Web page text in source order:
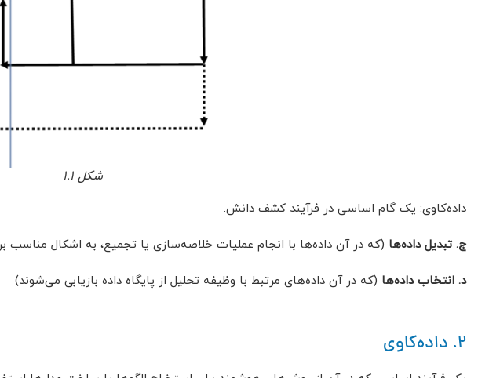
شکل ۱.۱
داده‌کاوی: یک گام اساسی در فرآیند کشف دانش.
ج. تبدیل داده‌ها (که در آن داده‌ها با انجام عملیات خلاصه‌سازی یا تجمیع، به اشکال
د. انتخاب داده‌ها (که در آن داده‌های مرتبط با وظیفه تحلیل از پایگاه داده بازیابی می‌شوند)
2. داده‌کاوی